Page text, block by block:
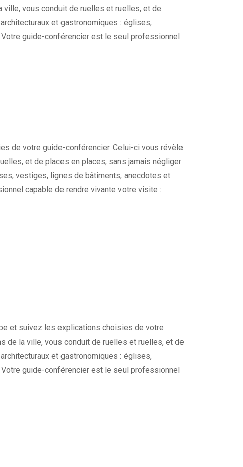
vous conduit de ruelles et ruelles, et de
et gastronomiques : églises,
guide-conférencier est le seul professionnel
de votre guide-conférencier. Celui-ci vous révèle
et de places en places, sans jamais négliger
vestiges, lignes de bâtiments, anecdotes et
capable de rendre vivante votre visite :
et suivez les explications choisies de votre
de la ville, vous conduit de ruelles et ruelles, et de
et gastronomiques : églises,
guide-conférencier est le seul professionnel